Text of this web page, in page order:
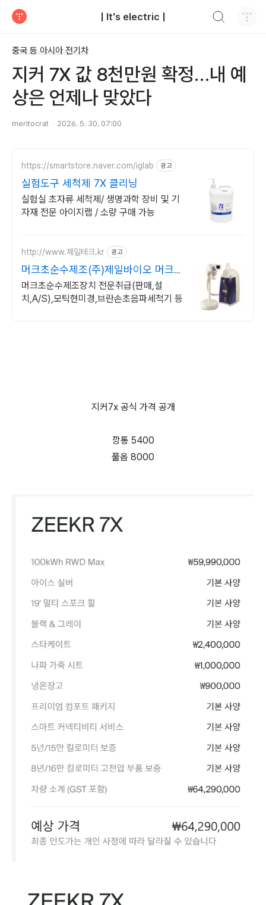
| It's electric |
중국 등 아시아 전기차
지커 7X 값 8천만원 확정…내 예
상은 언제나 맞았다
meritocrat 2026. 5. 30. 07:00
https://smartstore.naver.com/iglab 광고
실험도구 세척제 7X 클리닝
실험실 초자류 세척제/ 생명과학 장비 및 기
자재 전문 아이지랩 / 소량 구매 가능
http://www.제일테크.kr 광고
머크초순수제조(주)제일바이오 머크
초순수장비 할인이벤트중
머크초순수제조장치 전문취급(판매,설
치,A/S),모틱현미경,브란손초음파세척기 등
지커7x 공식 가격 공개
깡통 5400
풀옵 8000